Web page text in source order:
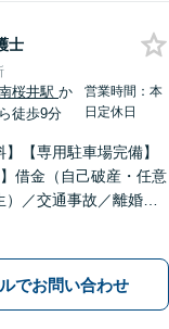
士
桜井駅か
ら徒歩9分
営業時間：本
日定休日
】【専用駐車場完備】
】借金（自己破産・任意
／交通事故／離婚／
に取り組んでいます。
ください【夜間・休日
でお問い合わせ